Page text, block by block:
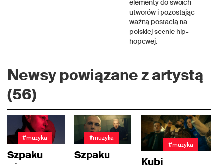
elementy do swoich
utworów i pozostając
ważną postacią na
polskiej scenie hip-
hopowej.
Newsy powiązane z artystą
(56)
#muzyka
Szpaku
#muzyka
Szpaku
#muzyka
Kubi